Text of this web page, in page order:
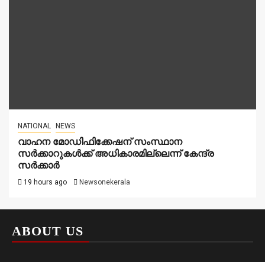
NATIONAL NEWS
വാഹന മോഡിഫിക്കേഷന് സംസ്ഥാന
സർക്കാറുകൾക്ക് അധികാരമില്ലെന്ന് കേന്ദ്ര
സർക്കാർ
19 hours ago Newsonekerala
ABOUT US